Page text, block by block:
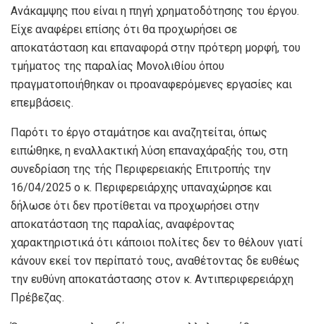
Ανάκαμψης που είναι η πηγή χρηματοδότησης του έργου.
Είχε αναφέρει επίσης ότι θα προχωρήσει σε
αποκατάσταση και επαναφορά στην πρότερη μορφή, του
τμήματος της παραλίας Μονολιθίου όπου
πραγματοποιήθηκαν οι προαναφερόμενες εργασίες και
επεμβάσεις.
Παρότι το έργο σταμάτησε και αναζητείται, όπως
ειπώθηκε, η εναλλακτική λύση επαναχάραξής του, στη
συνεδρίαση της τής Περιφερειακής Επιτροπής την
16/04/2025 ο κ. Περιφερειάρχης υπαναχώρησε και
δήλωσε ότι δεν προτίθεται να προχωρήσει στην
αποκατάσταση της παραλίας, αναφέροντας
χαρακτηριστικά ότι κάποιοι πολίτες δεν το θέλουν γιατί
κάνουν εκεί τον περίπατό τους, αναθέτοντας δε ευθέως
την ευθύνη αποκατάστασης στον κ. Αντιπεριφερειάρχη
Πρέβεζας.